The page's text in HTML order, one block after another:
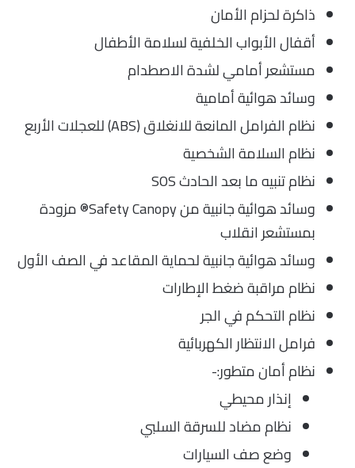
ذاكرة لحزام الأمان
أقفال الأبواب الخلفية لسلامة الأطفال
مستشعر أمامي لشدة الاصطدام
وسائد هوائية أمامية
نظام الفرامل المانعة للانغلاق (ABS) للعجلات الأربع
نظام السلامة الشخصية
نظام تنبيه ما بعد الحادث SOS
وسائد هوائية جانبية من Safety Canopy® مزودة
بمستشعر انقلاب
وسائد هوائية جانبية لحماية المقاعد في الصف الأول
نظام مراقبة ضغط الإطارات
نظام التحكم في الجر
فرامل الانتظار الكهربائية
نظام أمان متطور:-
إنذار محيطي
نظام مضاد للسرقة السلبي
وضع صف السيارات